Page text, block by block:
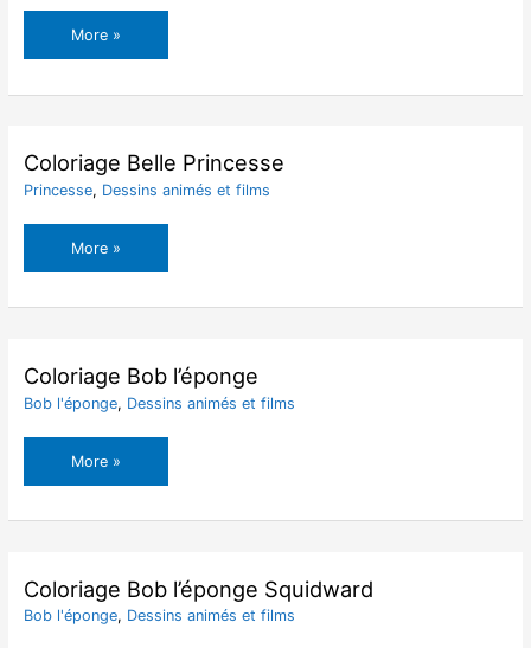
Coloriage
Bébé
More »
Coloriage Belle Princesse
Princesse, Dessins animés et films
Coloriage
Belle
More »
Coloriage Bob l’éponge
Bob l'éponge, Dessins animés et films
Coloriage
Bob
More »
Coloriage Bob l’éponge Squidward
Bob l'éponge, Dessins animés et films